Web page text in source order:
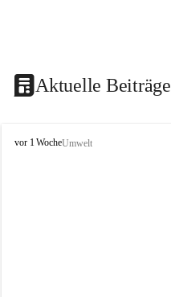
Aktuelle Beiträge
V
vor 1 WocheUmwelt